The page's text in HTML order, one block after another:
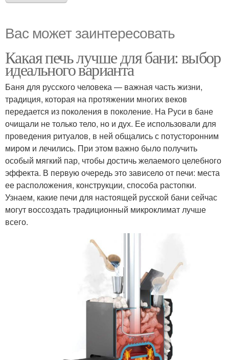
Вас может заинтересовать
Какая печь лучше для бани: выбор
идеального варианта
Баня для русского человека — важная часть жизни,
традиция, которая на протяжении многих веков
передается из поколения в поколение. На Руси в бане
очищали не только тело, но и дух. Ее использовали для
проведения ритуалов, в ней общались с потусторонним
миром и лечились. При этом важно было получить
особый мягкий пар, чтобы достичь желаемого целебного
эффекта. В первую очередь это зависело от печи: места
ее расположения, конструкции, способа растопки.
Узнаем, какие печи для настоящей русской бани сейчас
могут воссоздать традиционный микроклимат лучше
всего.